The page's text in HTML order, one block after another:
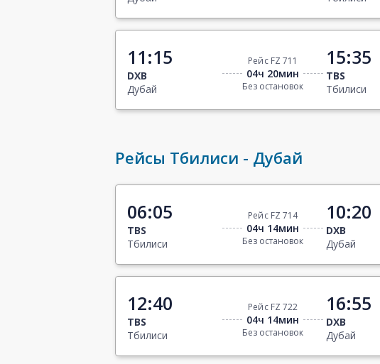
11:15
DXB
Дубай
Рейс FZ 711
04ч 20мин
Без остановок
15:35
TBS
Тбилиси
Рейсы Тбилиси - Дубай
06:05
TBS
Тбилиси
Рейс FZ 714
04ч 14мин
Без остановок
10:20
DXB
Дубай
12:40
TBS
Тбилиси
Рейс FZ 722
04ч 14мин
Без остановок
16:55
DXB
Дубай